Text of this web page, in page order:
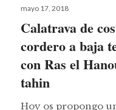
Publicado
mayo 17, 2018
Calatrava de
cordero a baja
con Ras el
tahin
Hoy os propongo